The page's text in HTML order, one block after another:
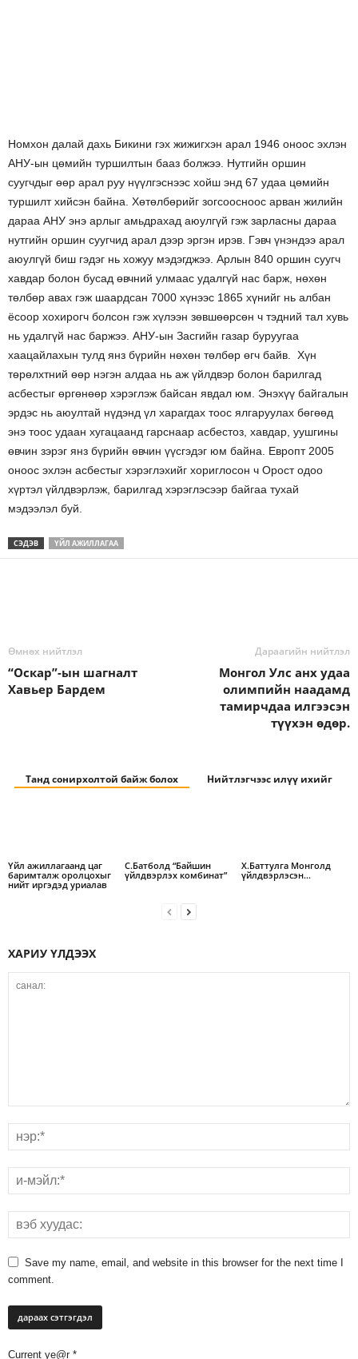
Номхон далай дахь Бикини гэх жижигхэн арал 1946 оноос эхлэн
АНУ-ын цөмийн туршилтын бааз болжээ. Нутгийн оршин
суугчдыг өөр арал руу нүүлгэснээс хойш энд 67 удаа цөмийн
туршилт хийсэн байна. Хөтөлбөрийг зогсоосноос арван жилийн
дараа АНУ энэ арлыг амьдрахад аюулгүй гэж зарласны дараа
нутгийн оршин суугчид арал дээр эргэн ирэв. Гэвч үнэндээ арал
аюулгүй биш гэдэг нь хожуу мэдэгджээ. Арлын 840 оршин суугч
хавдар болон бусад өвчний улмаас удалгүй нас барж, нөхөн
төлбөр авах гэж шаардсан 7000 хүнээс 1865 хүнийг нь албан
ёсоор хохирогч болсон гэж хүлээн зөвшөөрсөн ч тэдний тал хувь
нь удалгүй нас баржээ. АНУ-ын Засгийн газар буруугаа
хаацайлахын тулд янз бүрийн нөхөн төлбөр өгч байв. Хүн
төрөлхтний өөр нэгэн алдаа нь аж үйлдвэр болон барилгад
асбестыг өргөнөөр хэрэглэж байсан явдал юм. Энэхүү байгалын
эрдэс нь аюултай нүдэнд үл харагдах тоос ялгаруулах бөгөөд
энэ тоос удаан хугацаанд гарснаар асбестоз, хавдар, уушгины
өвчин зэрэг янз бүрийн өвчин үүсгэдэг юм байна. Европт 2005
оноос эхлэн асбестыг хэрэглэхийг хориглосон ч Орост одоо
хүртэл үйлдвэрлэж, барилгад хэрэглэсээр байгаа тухай
мэдээлэл буй.
СЭДЭВ ҮЙЛ АЖИЛЛАГАА
Өмнөх нийтлэл
“Оскар”-ын шагналт
Хавьер Бардем
Дараагийн нийтлэл
Монгол Улс анх удаа
олимпийн наадамд
тамирчдаа илгээсэн
түүхэн өдөр.
Танд сонирхолтой байж болох Нийтлэгчээс илүү ихийг
Үйл ажиллагаанд цаг
баримталж оролцохыг
нийт иргэдэд уриалав
С.Батболд “Байшин
үйлдвэрлэх комбинат”
Х.Баттулга Монголд
үйлдвэрлэсэн…
ХАРИУ ҮЛДЭЭХ
Save my name, email, and website in this browser for the next time I
comment.
Current ye@r *